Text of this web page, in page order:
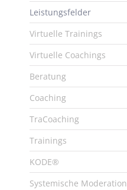
Leistungsfelder
Virtuelle Trainings
Virtuelle Coachings
Beratung
Coaching
TraCoaching
Trainings
KODE®
Systemische Moderation